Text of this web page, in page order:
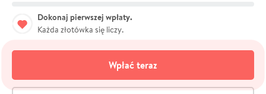
Dokonaj pierwszej wpłaty.
Każda złotówka się liczy.
Wpłać teraz